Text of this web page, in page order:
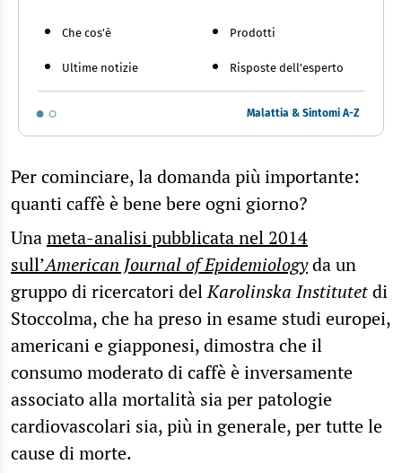
Che cos'è
Ultime notizie
Prodotti
Risposte dell'esperto
Malattia & Sintomi A-Z
Per cominciare, la domanda più importante:
quanti caffè è bene bere ogni giorno?
Unameta-analisi pubblicata nel 2014
sull’American Journal of Epidemiologyda un
gruppo di ricercatori delKarolinska Institutetdi
Stoccolma, che ha preso in esame studi europei,
americani e giapponesi, dimostra che il
consumo moderato di caffè è inversamente
associato alla mortalità sia per patologie
cardiovascolari sia, più in generale, per tutte le
cause di morte.